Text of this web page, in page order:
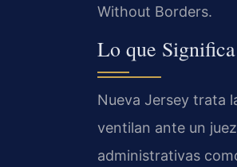
Without Borders.
Lo que
Nueva Jersey trata
ventilan ante un
administrativas